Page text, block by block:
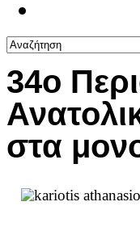
34ο
στα